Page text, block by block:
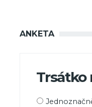
ANKETA
Trsátko
Možnosti